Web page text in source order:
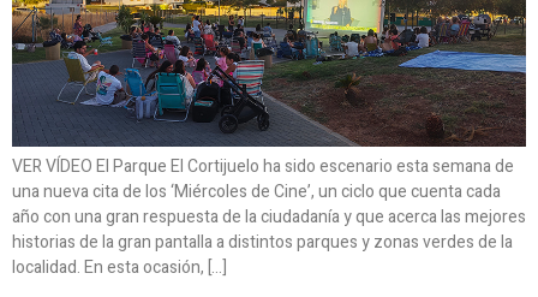
VER VÍDEO El Parque El Cortijuelo ha sido escenario esta semana de
una nueva cita de los ‘Miércoles de Cine’, un ciclo que cuenta cada
año con una gran respuesta de la ciudadanía y que acerca las mejores
historias de la gran pantalla a distintos parques y zonas verdes de la
localidad. En esta ocasión, […]